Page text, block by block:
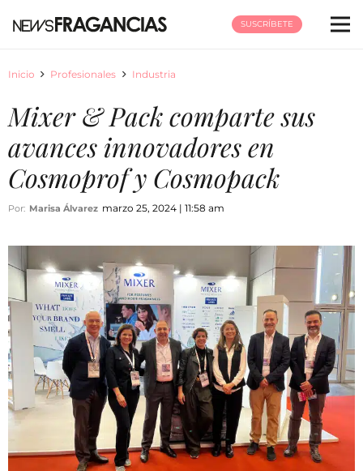
SUSCRÍBETE
Inicio Profesionales Industria
Mixer & Pack comparte sus
avances innovadores en
Cosmoprof y Cosmopack
Por: Marisa Álvarez marzo 25, 2024 | 11:58 am